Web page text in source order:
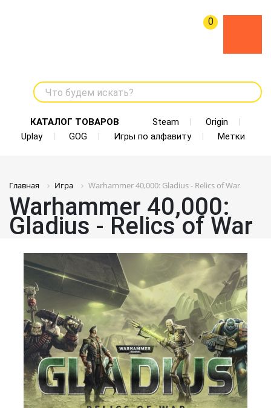
0
Что будем искать?
КАТАЛОГ ТОВАРОВ Steam
Origin
Uplay
GOG Игры по алфавиту Метки
Главная Игра Warhammer 40,000: Gladius - Relics of War
Warhammer 40,000:
Gladius - Relics of War